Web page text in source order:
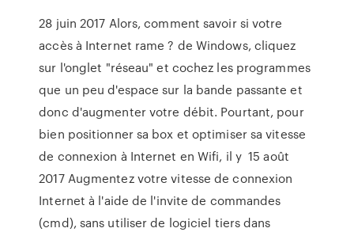
28 juin 2017 Alors, comment savoir si votre
accès à Internet rame ? de Windows, cliquez
sur l'onglet "réseau" et cochez les programmes
que un peu d'espace sur la bande passante et
donc d'augmenter votre débit. Pourtant, pour
bien positionner sa box et optimiser sa vitesse
de connexion à Internet en Wifi, il y 15 août
2017 Augmentez votre vitesse de connexion
Internet à l'aide de l'invite de commandes
(cmd), sans utiliser de logiciel tiers dans